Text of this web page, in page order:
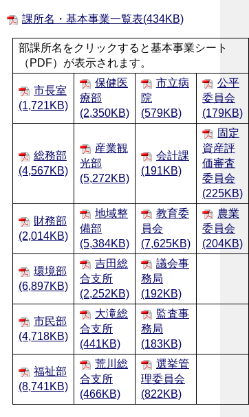
課所名・基本事業一覧表(434KB)
部課所名をクリックすると基本事業シート
（PDF）が表示されます。
市長室
(1,721KB)
保健医
療部
(2,350KB)
市立病
院
(579KB)
公平
委員会
(179KB)
総務部
(4,567KB)
産業観
光部
(5,272KB)
会計課
(191KB)
固定
資産評
価審査
委員会
(225KB)
財務部
(2,014KB)
地域整
備部
(5,384KB)
教育委
員会
(7,625KB)
農業
委員会
(204KB)
環境部
(6,897KB)
吉田総
合支所
(2,252KB)
議会事
務局
(192KB)
市民部
(4,718KB)
大滝総
合支所
(441KB)
監査事
務局
(183KB)
福祉部
(8,741KB)
荒川総
合支所
(466KB)
選挙管
理委員会
(822KB)